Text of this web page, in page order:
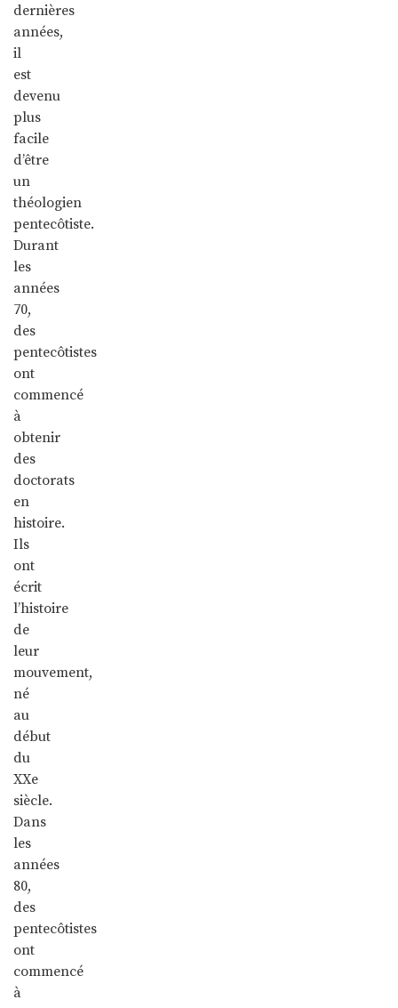
dernières
années,
il
est
devenu
plus
facile
d’être
un
théologien
pentecôtiste.
Durant
les
années
70,
des
pentecôtistes
ont
commencé
à
obtenir
des
doctorats
en
histoire.
Ils
ont
écrit
l’histoire
de
leur
mouvement,
né
au
début
du
XXe
siècle.
Dans
les
années
80,
des
pentecôtistes
ont
commencé
à